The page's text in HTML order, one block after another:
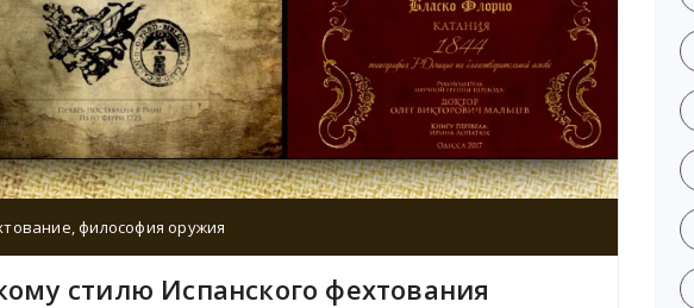
,философия оружия
стилю Испанского фехтования